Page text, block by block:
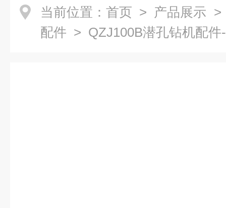
当前位置： 首页 > 产品展示
配件 > QZJ100B潜孔钻机配件